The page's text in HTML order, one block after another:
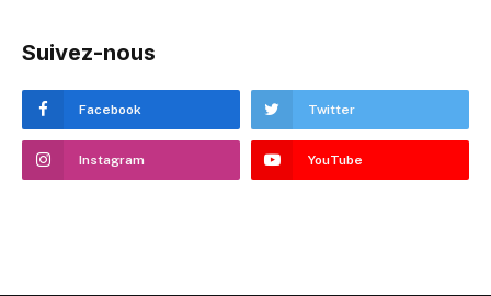
Suivez-nous
Facebook Twitter
Instagram YouTube